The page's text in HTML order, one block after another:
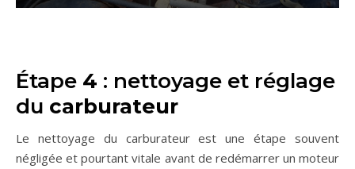
Étape 4 : nettoyage et réglage
du carburateur
Le nettoyage du carburateur est une étape souvent
négligée et pourtant vitale avant de redémarrer un moteur